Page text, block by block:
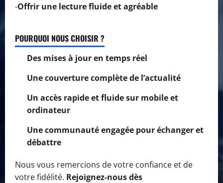
-Offrir une lecture fluide et agréable
POURQUOI NOUS CHOISIR ?
Des mises à jour en temps réel
Une couverture complète de l’actualité
Un accès rapide et fluide sur mobile et
ordinateur
Une communauté engagée pour échanger et
débattre
Nous vous remercions de votre confiance et de
votre fidélité. Rejoignez-nous dès